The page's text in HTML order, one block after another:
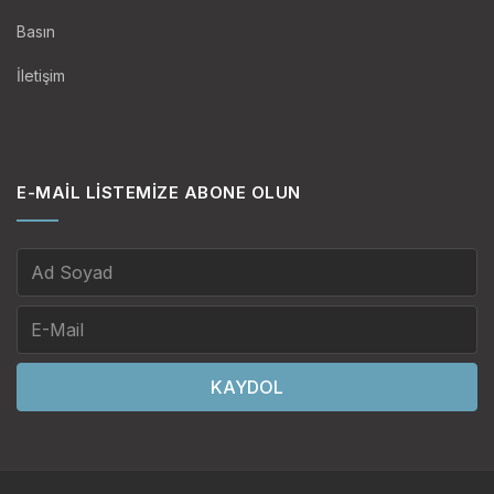
Basın
İletişim
E-MAIL LISTEMIZE ABONE OLUN
KAYDOL